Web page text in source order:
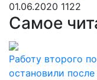
01.06.2020 1122
Самое
Работу второго
остановили